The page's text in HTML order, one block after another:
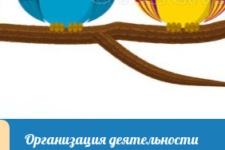
Организация деятельности